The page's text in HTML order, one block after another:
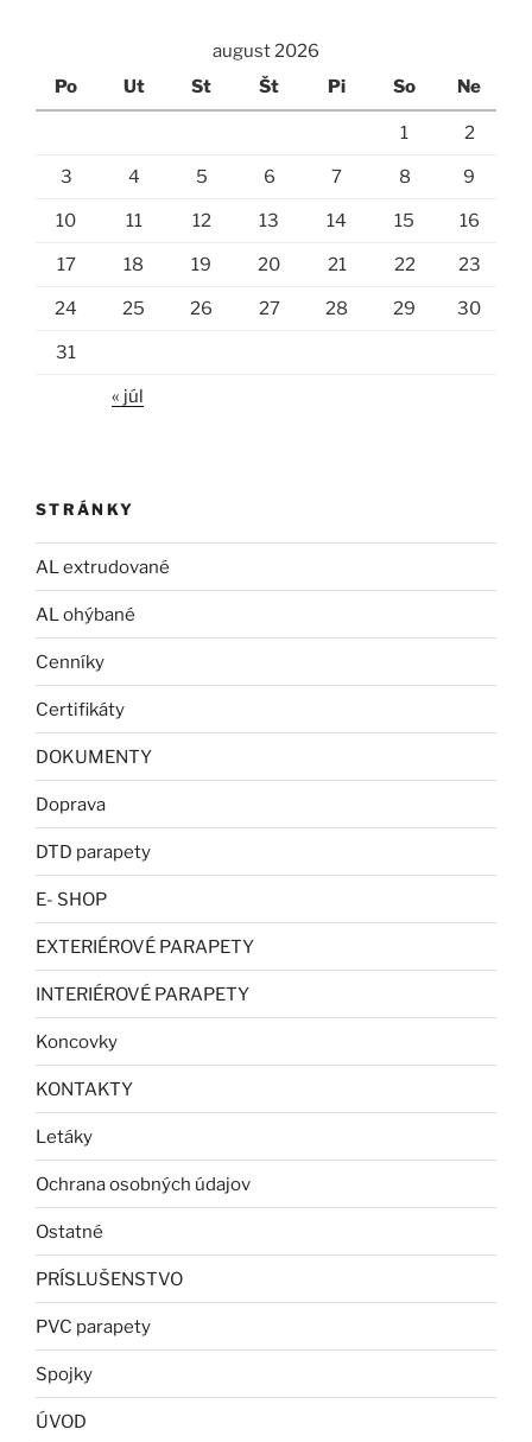
august 2026
Po
Ut St Št Pi So Ne
1 2
3 4 5 6 7 8 9
10 11 12 13 14 15 16
17 18 19 20 21 22 23
24 25 26 27 28 29 30
31
« júl
STRÁNKY
AL extrudované
AL ohýbané
Cenníky
Certifikáty
DOKUMENTY
Doprava
DTD parapety
E- SHOP
EXTERIÉROVÉ PARAPETY
INTERIÉROVÉ PARAPETY
Koncovky
KONTAKTY
Letáky
Ochrana osobných údajov
Ostatné
PRÍSLUŠENSTVO
PVC parapety
Spojky
ÚVOD